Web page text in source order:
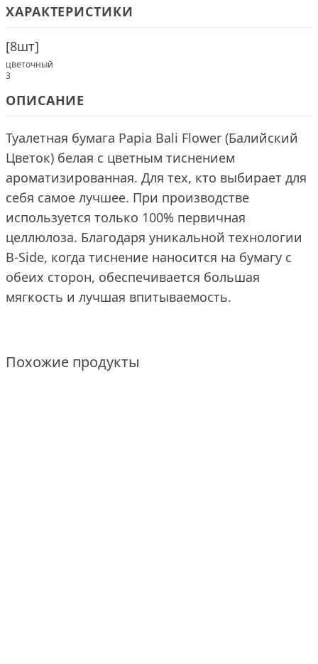
ХАРАКТЕРИСТИКИ
[8шт]
цветочный
3
ОПИСАНИЕ
Туалетная бумага Papia Bali Flower (Балийский
Цветок) белая с цветным тиснением
ароматизированная. Для тех, кто выбирает для
себя самое лучшее. При производстве
используется только 100% первичная
целлюлоза. Благодаря уникальной технологии
B-Side, когда тиснение наносится на бумагу с
обеих сторон, обеспечивается большая
мягкость и лучшая впитываемость.
Похожие продукты